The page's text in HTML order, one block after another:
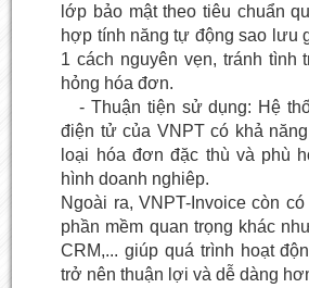
lớp bảo mật theo tiêu chuẩn
hợp tính năng tự động sao lưu
1 cách nguyên vẹn, tránh tình
hỏng hóa đơn.
- Thuận tiện sử dụng: Hệ
điện tử của VNPT có khả
loại hóa đơn đặc thù và phù
hình doanh nghiêp.
Ngoài ra, VNPT-Invoice còn
phần mềm quan trọng khác
CRM,... giúp quá trình hoạt
trở nên thuận lợi và dễ dàng